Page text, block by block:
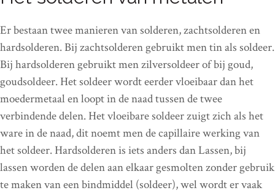
Er bestaan twee manieren van solderen, zachtsolderen en
hardsolderen. Bij zachtsolderen gebruikt men tin als soldeer.
Bij hardsolderen gebruikt men zilversoldeer of bij goud,
goudsoldeer. Het soldeer wordt eerder vloeibaar dan het
moedermetaal en loopt in de naad tussen de twee
verbindende delen. Het vloeibare soldeer zuigt zich als het
ware in de naad, dit noemt men de capillaire werking van
het soldeer. Hardsolderen is iets anders dan Lassen, bij
lassen worden de delen aan elkaar gesmolten zonder gebruik
te maken van een bindmiddel (soldeer), wel wordt er vaak